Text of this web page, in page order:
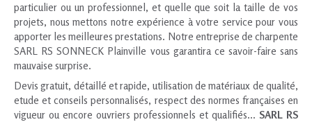
particulier ou un professionnel, et quelle que soit la taille de vos
projets, nous mettons notre expérience à votre service pour vous
apporter les meilleures prestations. Notre entreprise de charpente
SARL RS SONNECK Plainville vous garantira ce savoir-faire sans
mauvaise surprise.
Devis gratuit, détaillé et rapide, utilisation de matériaux de qualité,
etude et conseils personnalisés, respect des normes françaises en
vigueur ou encore ouvriers professionnels et qualifiés... SARL RS